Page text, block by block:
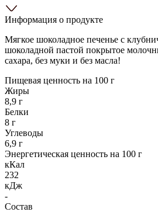
Информация о продукте
Мягкое шоколадное печенье с
шоколадной пастой покрытое
сахара, без муки и без масла!
Пищевая ценность на 100 г
Жиры
8,9 г
Белки
8 г
Углеводы
6,9 г
Энергетическая ценность на 100 г
кКал
232
кДж
-
Состав